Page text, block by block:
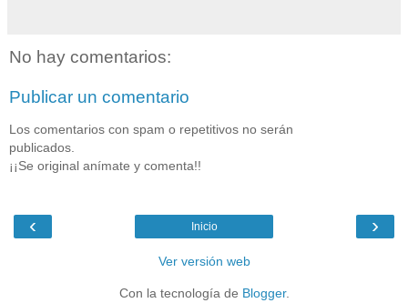
No hay comentarios:
Publicar un comentario
Los comentarios con spam o repetitivos no serán
publicados.
¡¡Se original anímate y comenta!!
‹ ›
Inicio
Ver versión web
Con la tecnología de Blogger.